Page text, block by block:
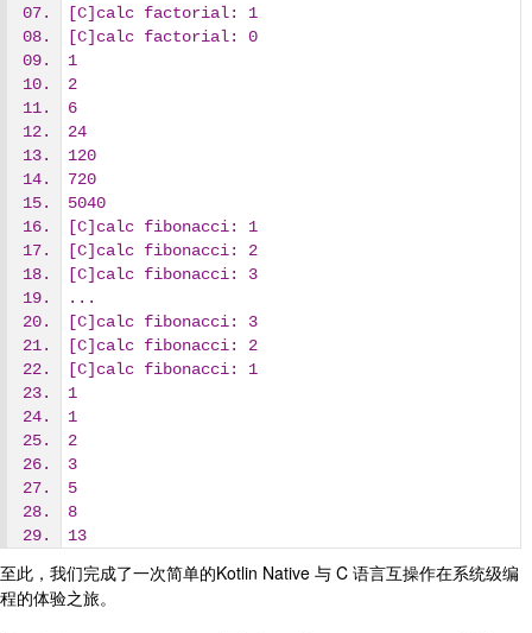
[C]calc factorial: 1
[C]calc factorial: 0
1
2
6
24
120
720
5040
[C]calc fibonacci: 1
[C]calc fibonacci: 2
[C]calc fibonacci: 3
...
[C]calc fibonacci: 3
[C]calc fibonacci: 2
[C]calc fibonacci: 1
1
1
2
3
5
8
13
至此，我们完成了一次简单的Kotlin Native 与 C 语言互操作在系统级编
程的体验之旅。